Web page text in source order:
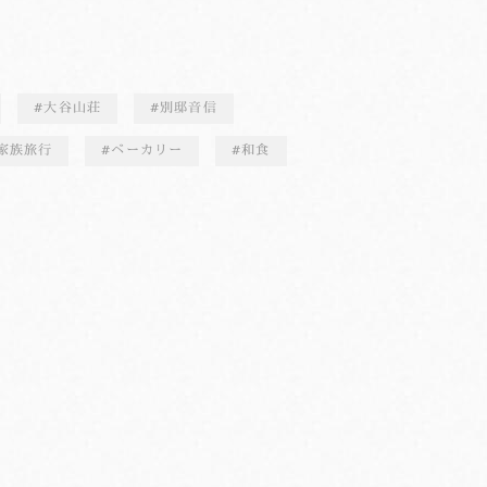
大谷山荘 別邸音信
族旅行 ベーカリー 和食